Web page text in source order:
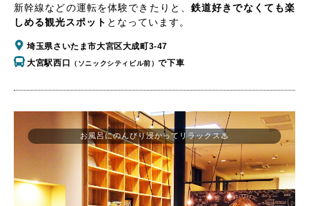
新幹線などの運転を体験できたりと、 鉄道好きでなくても楽
しめる観光スポット となっています。
埼玉県さいたま市大宮区大成町3-47
大宮駅西口
（ソニックシティビル前）で下車
お風呂にのんびり浸かってリラックス♨